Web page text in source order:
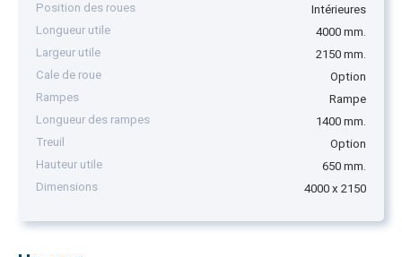
Position des roues
Intérieures
Longueur utile
4000 mm.
Largeur utile
2150 mm.
Cale de roue
Option
Rampes
Rampe
Longueur des rampes
1400 mm.
Treuil
Option
Hauteur utile
650 mm.
Dimensions
4000 x 2150